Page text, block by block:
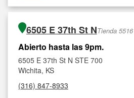
6505 E 37th St NTienda 5516
Abierto hasta las 9pm.
6505 E 37th St N STE 700
Wichita, KS
(316) 847-8933